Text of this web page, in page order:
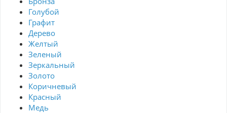
Голубой
Графит
Дерево
Желтый
Зеленый
Зеркальный
Золото
Коричневый
Красный
Медь